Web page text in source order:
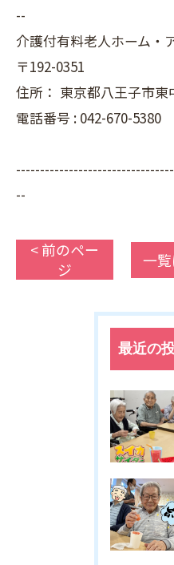
--
介護付有料老人ホーム・
〒192-0351
住所： 東京都八王子市東
電話番号 : 042-670-5380
--
< 前のペー
ジ
一
最近の